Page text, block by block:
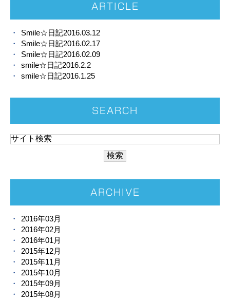
ARTICLE
Smile☆日記2016.03.12
Smile☆日記2016.02.17
Smile☆日記2016.02.09
smile☆日記2016.2.2
smile☆日記2016.1.25
SEARCH
ARCHIVE
2016年03月
2016年02月
2016年01月
2015年12月
2015年11月
2015年10月
2015年09月
2015年08月